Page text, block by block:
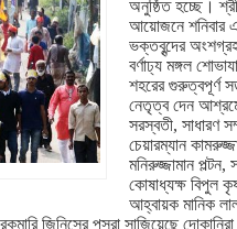
অনুষ্ঠিত হচ্ছে।
আয়োজনে শনিবার
ভক্তবৃন্দের
বর্ণাঢ্য মঙ্গল
শহরের গুরুত্বপূর্ণ
নেতৃত্ব দেন
সরস্বতী, সাধারণ
চেয়ারম্যান
মনিরুজ্জামান পল্টন,
কোষাধ্যক্ষ বিপুল
আহ্বায়ক মানিক
জিনিসের পসরা সাজিয়েছে